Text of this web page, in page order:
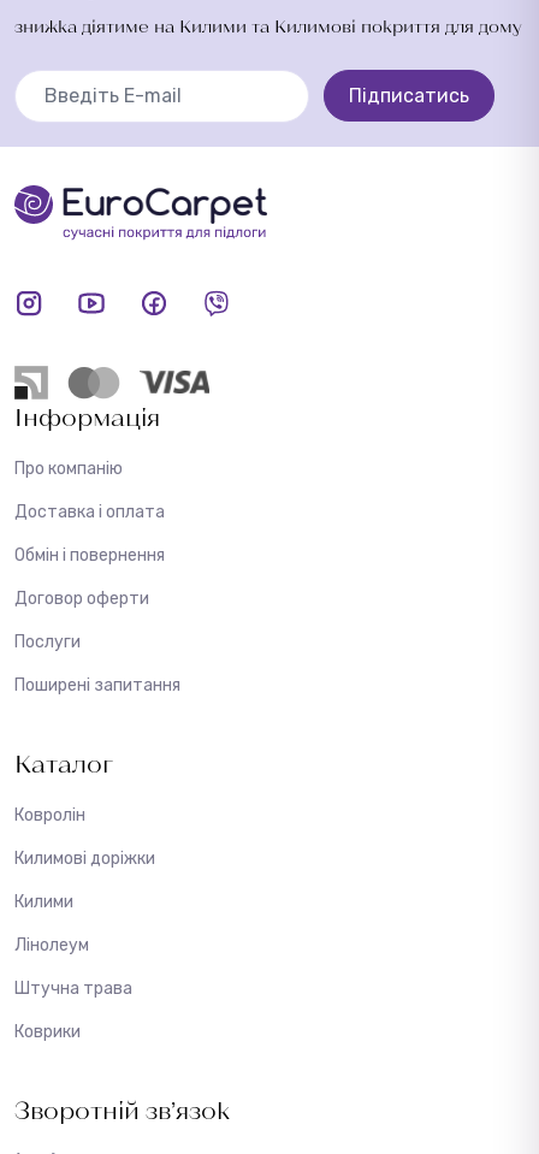
знижка діятиме на Килими та Килимові покриття для дому
Підписатись
Інформація
Про компанію
Доставка і оплата
Обмін і повернення
Договор оферти
Послуги
Поширені запитання
Каталог
Ковролін
Килимові доріжки
Килими
Лінолеум
Штучна трава
Коврики
Зворотній зв’язок